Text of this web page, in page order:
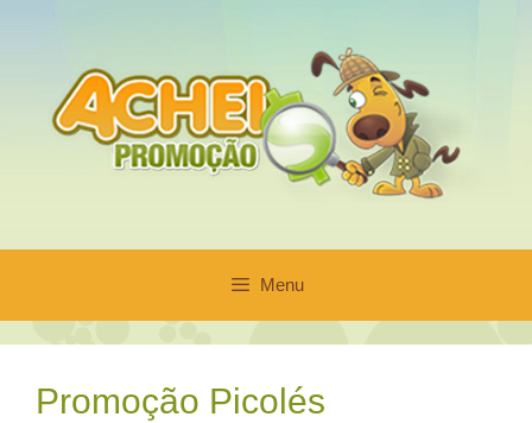
conteúdo
Menu
Promoção Picolés